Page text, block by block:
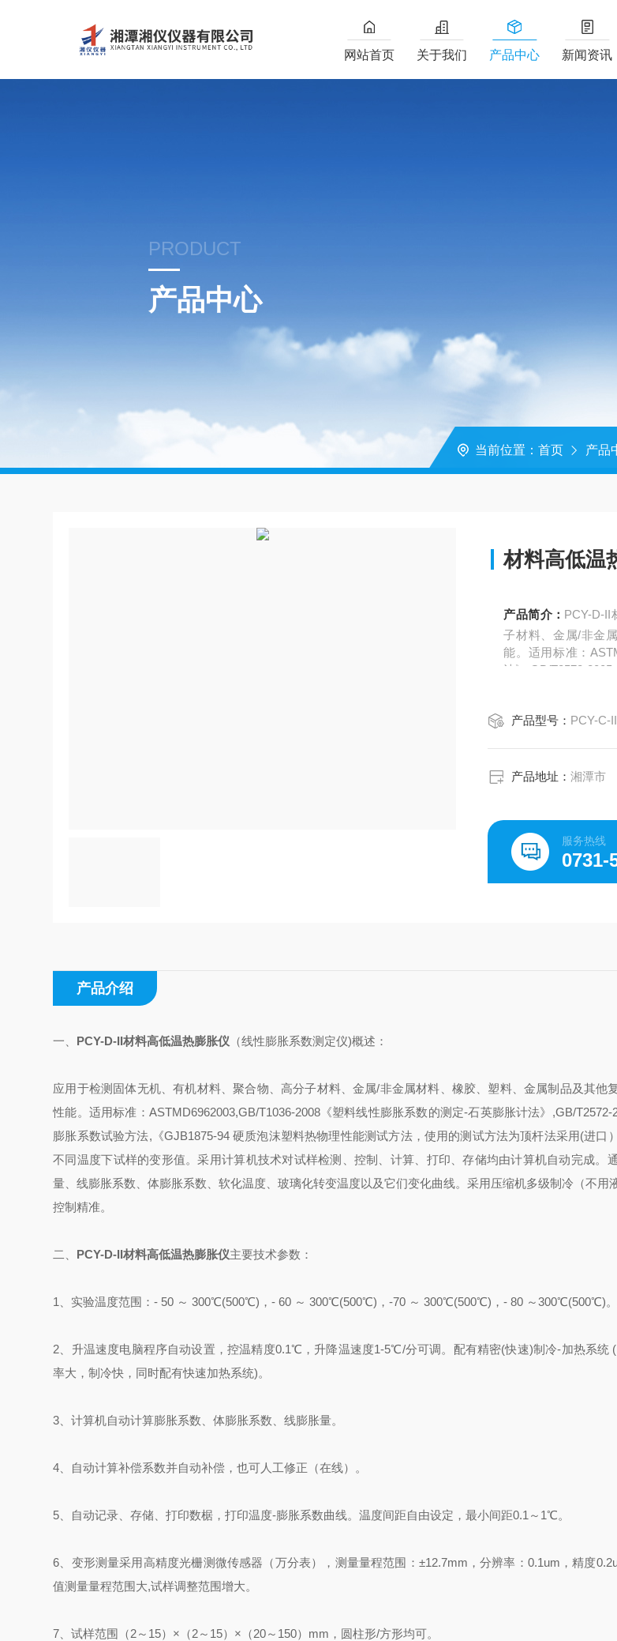
网站首页 关于我们 产品中心 新闻资讯
PRODUCT
产品中心
当前位置： 首页 产品
材料高低温
产品简介： PCY-D-II
子材料、金属/非金
能。适用标准：
法》,GB/T2572-2005
产品型号： PCY-C-II
产品地址：湘潭市
服务热线
0731-
产品介绍
一、 PCY-D-II材料高低温热膨胀仪 （线性膨胀系数测定仪)概述：
应用于检测固体无机、有机材料、聚合物、高分子材料、金属/非金属材料、橡胶、塑料、金属制品及其他
性能。适用标准：ASTMD6962003,GB/T1036-2008《塑料线性膨胀系数的测定-石英膨胀计法》,GB/
膨胀系数试验方法,《GJB1875-94 硬质泡沫塑料热物理性能测试方法，使用的测试方法为顶杆法采用(进口
不同温度下试样的变形值。采用计算机技术对试样检测、控制、计算、打印、存储均由计算机自动完成。
量、线膨胀系数、体膨胀系数、软化温度、玻璃化转变温度以及它们变化曲线。采用压缩机多级制冷（不用
控制精准。
二、 PCY-D-II材料高低温热膨胀仪主要技术参数：
1、实验温度范围：- 50 ～ 300℃(500℃)，- 60 ～ 300℃(500℃)，-70 ～ 300℃(500℃)，- 80 ～300℃(500℃)。
2、升温速度电脑程序自动设置，控温精度0.1℃，升降温速度1-5℃/分可调。配有精密(快速)制冷-加热系统
率大，制冷快，同时配有快速加热系统)。
3、计算机自动计算膨胀系数、体膨胀系数、线膨胀量。
4、自动计算补偿系数并自动补偿，也可人工修正（在线）。
5、自动记录、存储、打印数椐，打印温度-膨胀系数曲线。温度间距自由设定，最小间距0.1～1℃。
6、变形测量采用高精度光栅测微传感器（万分表），测量量程范围：±12.7mm，分辨率：0.1um，精度
值测量量程范围大,试样调整范围增大。
7、试样范围（2～15）×（2～15）×（20～150）mm，圆柱形/方形均可。